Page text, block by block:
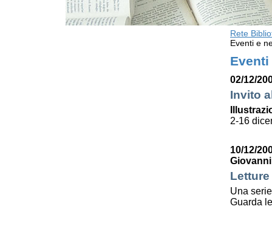
Rete
Eventi e
Eventi
02/12/
Invito
2-16
10/12/
Una
Guarda